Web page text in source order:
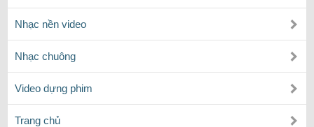
Nhạc nền video
Nhạc chuông
Video dựng phim
Trang chủ